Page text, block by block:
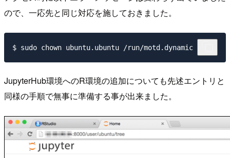
ので、一応先と同じ対応を施しておきました。
JupyterHub環境へのR環境の追加についても先述エントリと
同様の手順で無事に準備する事が出来ました。